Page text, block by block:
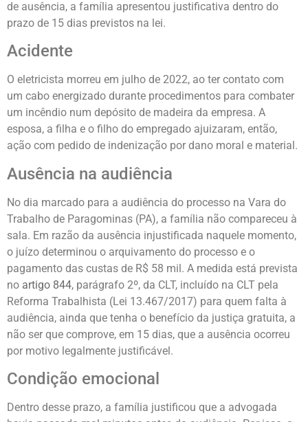
de ausência, a família apresentou justificativa dentro do
prazo de 15 dias previstos na lei.
Acidente
O eletricista morreu em julho de 2022, ao ter contato com
um cabo energizado durante procedimentos para combater
um incêndio num depósito de madeira da empresa. A
esposa, a filha e o filho do empregado ajuizaram, então,
ação com pedido de indenização por dano moral e material.
Ausência na audiência
No dia marcado para a audiência do processo na Vara do
Trabalho de Paragominas (PA), a família não compareceu à
sala. Em razão da ausência injustificada naquele momento,
o juízo determinou o arquivamento do processo e o
pagamento das custas de R$ 58 mil. A medida está prevista
no artigo 844, parágrafo 2º, da CLT, incluído na CLT pela
Reforma Trabalhista (Lei 13.467/2017) para quem falta à
audiência, ainda que tenha o benefício da justiça gratuita, a
não ser que comprove, em 15 dias, que a ausência ocorreu
por motivo legalmente justificável.
Condição emocional
Dentro desse prazo, a família justificou que a advogada